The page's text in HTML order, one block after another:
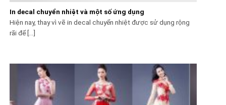
In decal chuyển nhiệt và một số ứng dụng
Hiện nay, thay vì vẽ in decal chuyển nhiệt được sử dụng rộng
rãi để [...]